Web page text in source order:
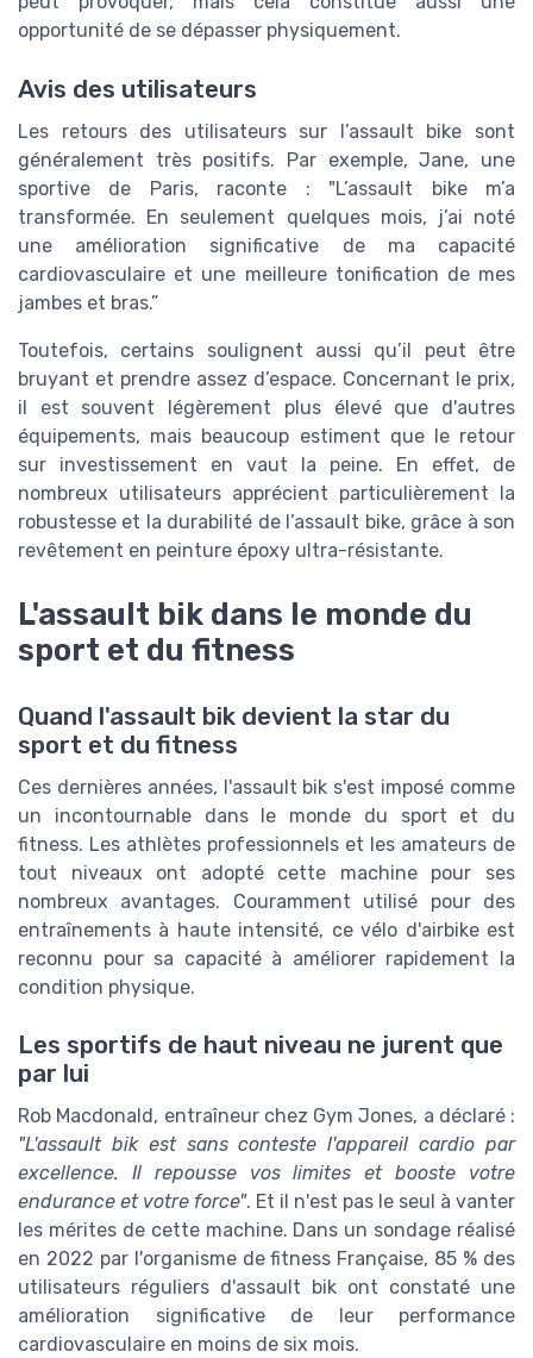
opportunité de se dépasser physiquement.
Avis des utilisateurs
Les retours des utilisateurs sur l’assault bike sont
généralement très positifs. Par exemple, Jane, une
sportive de Paris, raconte : "L’assault bike m’a
transformée. En seulement quelques mois, j’ai noté
une amélioration significative de ma capacité
cardiovasculaire et une meilleure tonification de mes
jambes et bras.”
Toutefois, certains soulignent aussi qu’il peut être
bruyant et prendre assez d’espace. Concernant le prix,
il est souvent légèrement plus élevé que d'autres
équipements, mais beaucoup estiment que le retour
sur investissement en vaut la peine. En effet, de
nombreux utilisateurs apprécient particulièrement la
robustesse et la durabilité de l’assault bike, grâce à son
revêtement en peinture époxy ultra-résistante.
L'assault bik dans le monde du
sport et du fitness
Quand l'assault bik devient la star du
sport et du fitness
Ces dernières années, l'assault bik s'est imposé comme
un incontournable dans le monde du sport et du
fitness. Les athlètes professionnels et les amateurs de
tout niveaux ont adopté cette machine pour ses
nombreux avantages. Couramment utilisé pour des
entraînements à haute intensité, ce vélo d'airbike est
reconnu pour sa capacité à améliorer rapidement la
condition physique.
Les sportifs de haut niveau ne jurent que
par lui
Rob Macdonald, entraîneur chez Gym Jones, a déclaré :
"L'assault bik est sans conteste l'appareil cardio par
excellence. Il repousse vos limites et booste votre
endurance et votre force". Et il n'est pas le seul à vanter
les mérites de cette machine. Dans un sondage réalisé
en 2022 par l'organisme de fitness Française, 85 % des
utilisateurs réguliers d'assault bik ont constaté une
amélioration significative de leur performance
cardiovasculaire en moins de six mois.